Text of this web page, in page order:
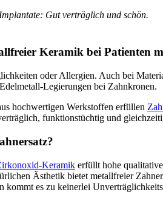
Gut verträglich und schön.
Keramik bei Patienten
oder Allergien. Auch bei
Legierungen bei Zahnkronen.
hochwertigen Werkstoffen erfüllen
funktionstüchtig und
Keramik erfüllt hohe
Ästhetik bietet metallfreier
kommt es zu keinerlei